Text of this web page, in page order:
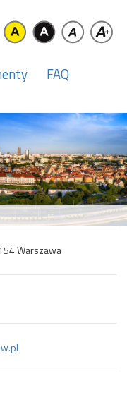
FAQ
Warszawa